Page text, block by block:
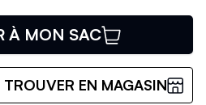
À MON SAC
EN MAGASIN